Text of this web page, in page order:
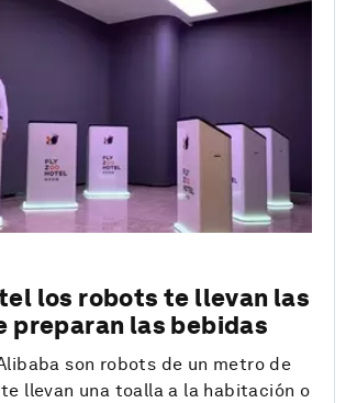
los robots te llevan las
preparan las bebidas
son robots de un metro de
llevan una toalla a la habitación o